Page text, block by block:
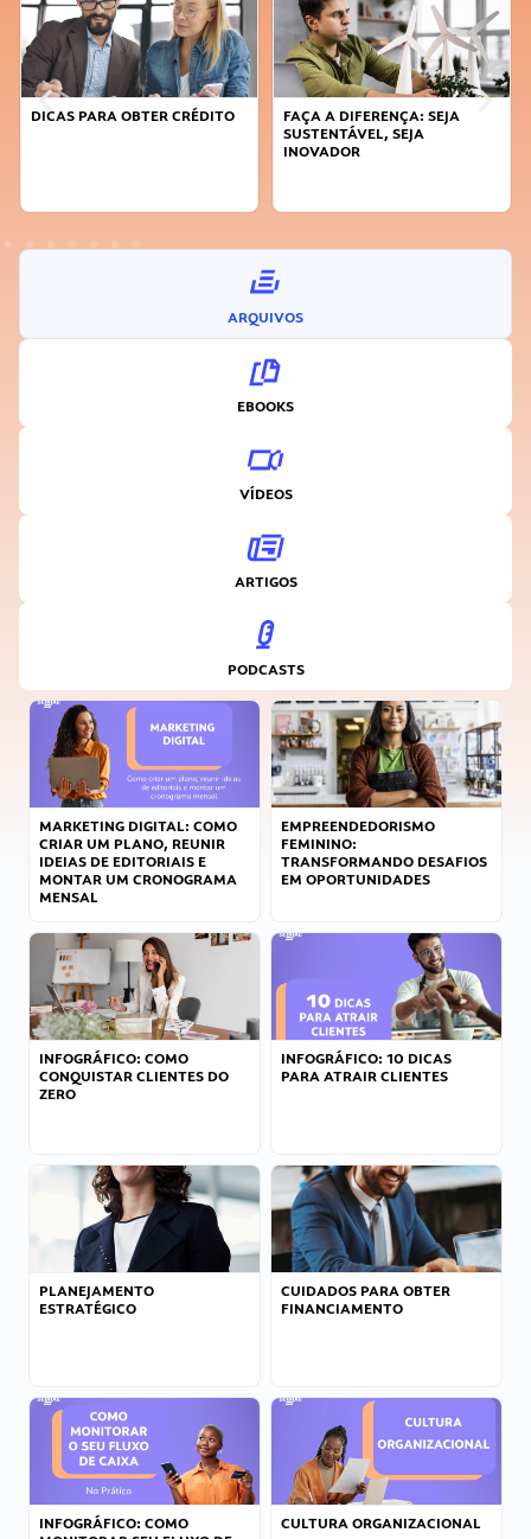
DICAS PARA OBTER CRÉDITO
FAÇA A DIFERENÇA: SEJA
SUSTENTÁVEL, SEJA
INOVADOR
ARQUIVOS
EBOOKS
VÍDEOS
ARTIGOS
PODCASTS
MARKETING DIGITAL: COMO
CRIAR UM PLANO, REUNIR
IDEIAS DE EDITORIAIS E
MONTAR UM CRONOGRAMA
MENSAL
EMPREENDEDORISMO
FEMININO:
TRANSFORMANDO DESAFIOS
EM OPORTUNIDADES
INFOGRÁFICO: COMO
CONQUISTAR CLIENTES DO
ZERO
INFOGRÁFICO: 10 DICAS
PARA ATRAIR CLIENTES
PLANEJAMENTO
ESTRATÉGICO
CUIDADOS PARA OBTER
FINANCIAMENTO
INFOGRÁFICO: COMO
CULTURA ORGANIZACIONAL